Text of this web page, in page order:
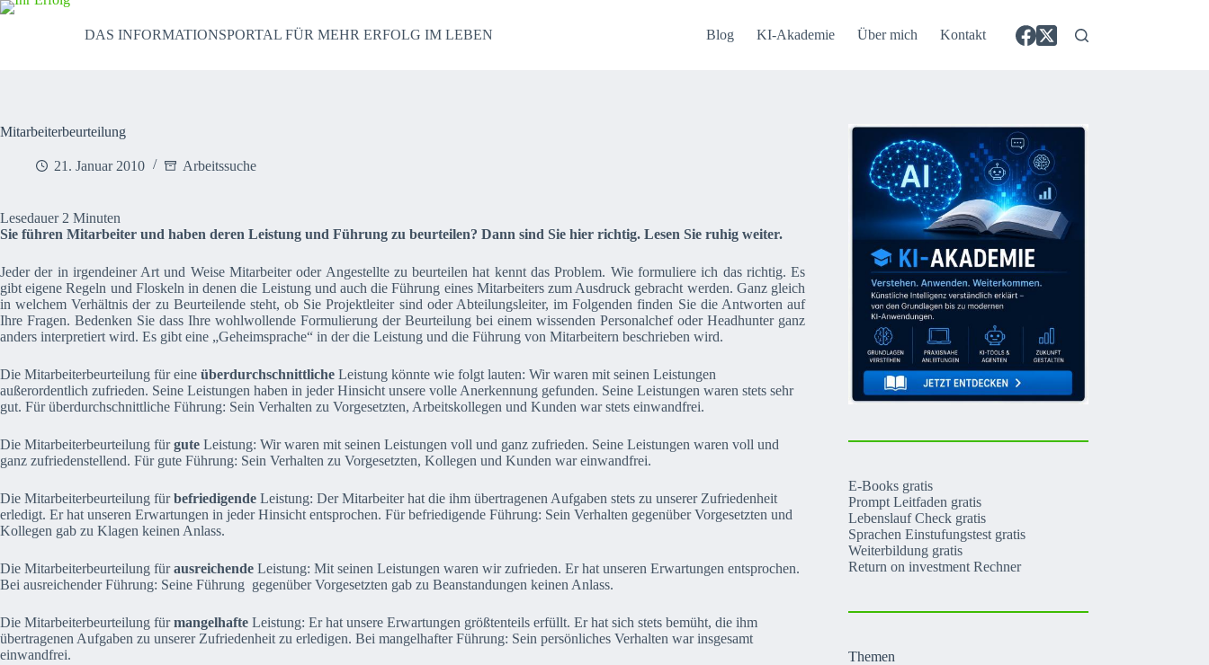
Zum
DAS INFORMATIONSPORTAL FÜR MEHR ERFOLG IM LEBEN Blog KI-Akademie Über mich Kontakt
Mitarbeiterbeurteilung
21. Januar 2010 Arbeitssuche
Lesedauer 2 Minuten
Sie führen Mitarbeiter und haben deren Leistung und Führung zu beurteilen? Dann sind Sie hier richtig. Lesen Sie ruhig weiter.
Jeder der in irgendeiner Art und Weise Mitarbeiter oder Angestellte zu beurteilen hat kennt das Problem. Wie formuliere ich das richtig. Es
gibt eigene Regeln und Floskeln in denen die Leistung und auch die Führung eines Mitarbeiters zum Ausdruck gebracht werden. Ganz gleich
in welchem Verhältnis der zu Beurteilende steht, ob Sie Projektleiter sind oder Abteilungsleiter, im Folgenden finden Sie die Antworten auf
Ihre Fragen. Bedenken Sie dass Ihre wohlwollende Formulierung der Beurteilung bei einem wissenden Personalchef oder Headhunter ganz
anders interpretiert wird. Es gibt eine „Geheimsprache“ in der die Leistung und die Führung von Mitarbeitern beschrieben wird.
Die Mitarbeiterbeurteilung für eine überdurchschnittliche Leistung könnte wie folgt lauten: Wir waren mit seinen Leistungen
außerordentlich zufrieden. Seine Leistungen haben in jeder Hinsicht unsere volle Anerkennung gefunden. Seine Leistungen waren stets sehr
gut. Für überdurchschnittliche Führung: Sein Verhalten zu Vorgesetzten, Arbeitskollegen und Kunden war stets einwandfrei.
Die Mitarbeiterbeurteilung fürgute Leistung: Wir waren mit seinen Leistungen voll und ganz zufrieden. Seine Leistungen waren voll und
ganz zufriedenstellend. Für gute Führung: Sein Verhalten zu Vorgesetzten, Kollegen und Kunden war einwandfrei.
Die Mitarbeiterbeurteilung fürbefriedigende Leistung: Der Mitarbeiter hat die ihm übertragenen Aufgaben stets zu unserer Zufriedenheit
erledigt. Er hat unseren Erwartungen in jeder Hinsicht entsprochen. Für befriedigende Führung: Sein Verhalten gegenüber Vorgesetzten und
Kollegen gab zu Klagen keinen Anlass.
Die Mitarbeiterbeurteilung fürausreichende Leistung: Mit seinen Leistungen waren wir zufrieden. Er hat unseren Erwartungen entsprochen.
Bei ausreichender Führung: Seine Führung gegenüber Vorgesetzten gab zu Beanstandungen keinen Anlass.
Die Mitarbeiterbeurteilung fürmangelhafte Leistung: Er hat unsere Erwartungen größtenteils erfüllt. Er hat sich stets bemüht, die ihm
übertragenen Aufgaben zu unserer Zufriedenheit zu erledigen. Bei mangelhafter Führung: Sein persönliches Verhalten war insgesamt
einwandfrei.
E-Books gratis
Prompt Leitfaden gratis
Lebenslauf Check gratis
Sprachen Einstufungstest gratis
Weiterbildung gratis
Return on investment Rechner
Themen